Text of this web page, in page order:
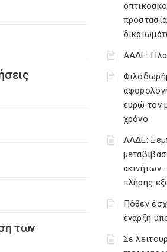
των
ΑΑΔΕ:
ευρώ τον
χρόνο
ΑΑΔΕ:
ακινήτων
πλήρης
Πόθεν
έναρξη
Σε